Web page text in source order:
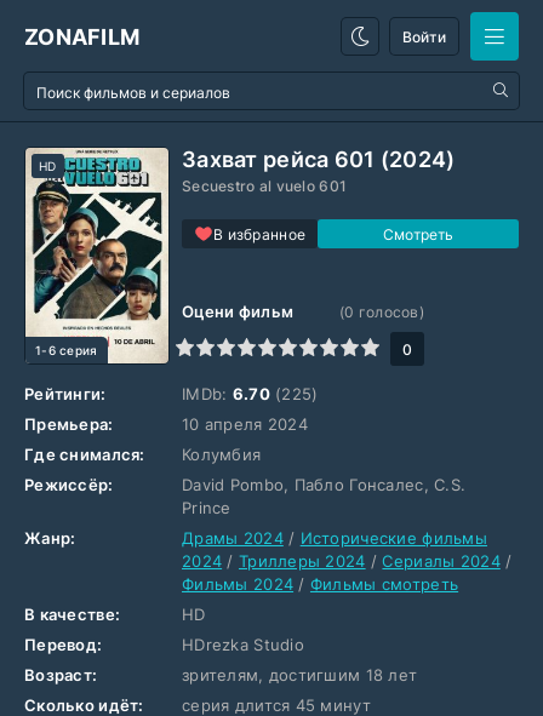
ZONAFILM Войти
Захват рейса 601 (2024)
Secuestro al vuelo 601
В избранное
HD
1-6 серия
Оцени фильм
1
2 3 4 5 7 8 9 10
(0 голосов)
0
Рейтинги: IMDb: 6.70(225)
Премьера:
10 апреля 2024
Где снимался:
Колумбия
Режиссёр:
David Pombo, Пабло Гонсалес, C.S.
Prince
Жанр:
Драмы 2024/ Исторические фильмы
2024 / Триллеры 2024 /Сериалы 2024/
Фильмы 2024 / Фильмы смотреть
В качестве:
HD
Перевод:
HDrezka Studio
Возраст:
зрителям, достигшим 18 лет
Сколько идёт:
серия длится 45 минут